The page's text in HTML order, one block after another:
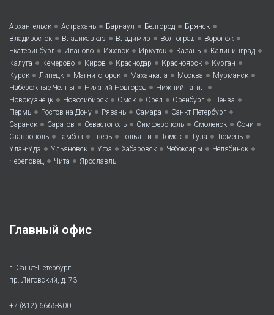
Архангельск • Астрахань • Барнаул • Белгород • Брянск •
Владивосток • Владикавказ • Владимир • Волгоград • Воронеж •
Екатеринбург • Иваново • Ижевск • Иркутск • Казань • Калининград •
Калуга • Кемерово • Киров • Краснодар • Красноярск • Курган •
Курск • Липецк • Магнитогорск • Махачкала • Москва • Мурманск •
Набережные Челны • Нижний Новгород • Нижний Тагил •
Новокузнецк • Новосибирск • Омск • Орел • Оренбург • Пенза •
Пермь • Ростов-на-Дону • Рязань • Самара • Санкт-Петербург •
Саранск • Саратов • Севастополь • Симферополь • Смоленск • Сочи •
Ставрополь • Тамбов • Тверь • Тольятти • Томск • Тула • Тюмень •
Улан-Удэ • Ульяновск • Уфа • Хабаровск • Чебоксары • Челябинск •
Череповец • Чита • Ярославль
Главный офис
г. Санкт-Петербург
пр. Лиговский, д. 73
+7 (812) 6666-800